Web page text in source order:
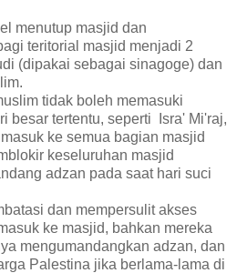
menutup masjid dan
teritorial masjid menjadi 2
(dipakai sebagai sinagoge) dan
tidak boleh memasuki
besar tertentu, seperti Isra' Mi'raj,
ke semua bagian masjid
keseluruhan masjid
adzan pada saat hari suci
dan mempersulit akses
ke masjid, bahkan mereka
mengumandangkan adzan, dan
Palestina jika berlama-lama di